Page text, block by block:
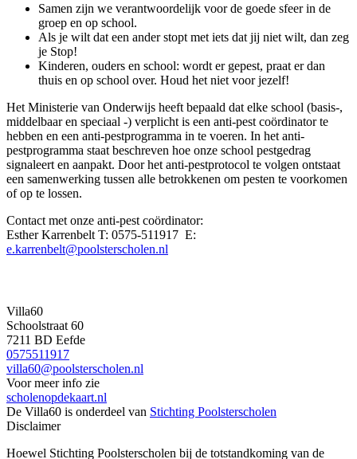
Samen zijn we verantwoordelijk voor de goede sfeer in de
groep en op school.
Als je wilt dat een ander stopt met iets dat jij niet wilt, dan zeg
je Stop!
Kinderen, ouders en school: wordt er gepest, praat er dan
thuis en op school over. Houd het niet voor jezelf!
Het Ministerie van Onderwijs heeft bepaald dat elke school (basis-,
middelbaar en speciaal -) verplicht is een anti-pest coördinator te
hebben en een anti-pestprogramma in te voeren. In het anti-
pestprogramma staat beschreven hoe onze school pestgedrag
signaleert en aanpakt. Door het anti-pestprotocol te volgen ontstaat
een samenwerking tussen alle betrokkenen om pesten te voorkomen
of op te lossen.
Contact met onze anti-pest coördinator:
Esther Karrenbelt T: 0575-511917 E:
e.karrenbelt@poolsterscholen.nl
Villa60
Schoolstraat 60
7211 BD Eefde
0575511917
villa60@poolsterscholen.nl
Voor meer info zie
scholenopdekaart.nl
De Villa60 is onderdeel van Stichting Poolsterscholen
Disclaimer
Hoewel Stichting Poolsterscholen bij de totstandkoming van de